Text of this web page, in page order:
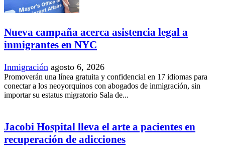
Nueva campaña acerca asistencia legal a
inmigrantes en NYC
Inmigración agosto 6, 2026
Promoverán una línea gratuita y confidencial en 17 idiomas para
conectar a los neoyorquinos con abogados de inmigración, sin
importar su estatus migratorio Sala de...
Jacobi Hospital lleva el arte a pacientes en
recuperación de adicciones